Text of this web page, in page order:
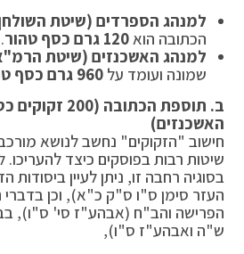
למנהג הספרדים (שיטת
הכתובה הוא120 גרם כסף טהור
.
למנהג האשכנזים (שיטת
שמונה ועומד על960 גרם כסף טהור
ב. תוספת
האשכנזים)
חישוב "הזקוקים" נחשב לנושא מורכב
שיטות רבות בפוסקים כיצד
בסוגיה רחבה זו, ניתן לעיין ביסודות
העזר סימן ס"ו ס"ק כ"א), וכן
הפרישה והב"ח (אבהע"ז סי' ס"ו),
ש"ה ואבהע"ז ס"ו),